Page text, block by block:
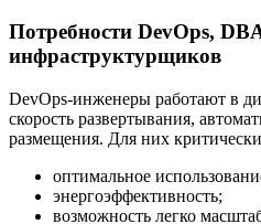
Потребности DevOps,
инфраструктурщиков
DevOps-инженеры работают в
скорость развертывания,
размещения. Для них
оптимальное
энергоэффективность;
возможность легко